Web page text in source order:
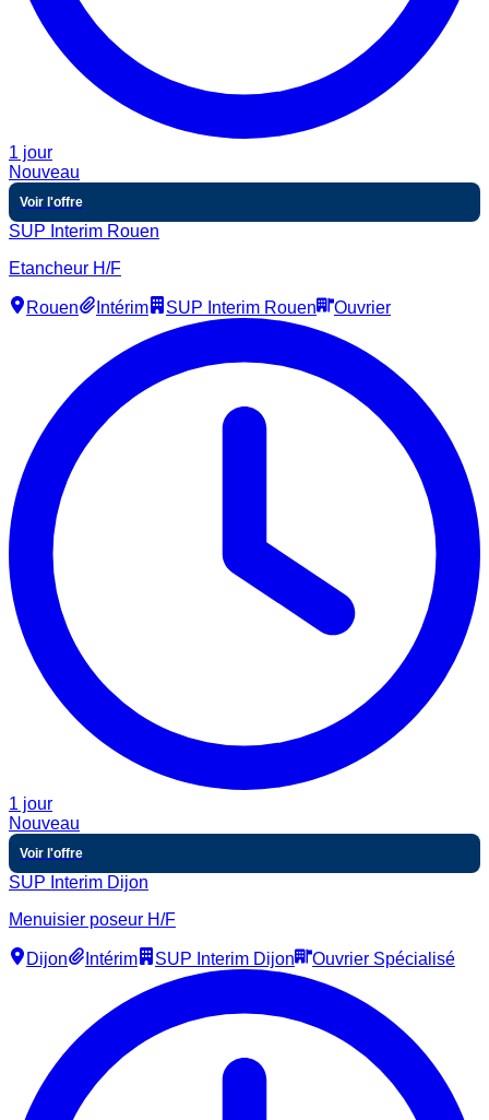
1 jour
Nouveau
Voir l'offre
SUP Interim Rouen
Etancheur H/F
Rouen Intérim SUP Interim Rouen Ouvrier
1 jour
Nouveau
Voir l'offre
SUP Interim Dijon
Menuisier poseur H/F
Dijon Intérim SUP Interim Dijon Ouvrier Spécialisé